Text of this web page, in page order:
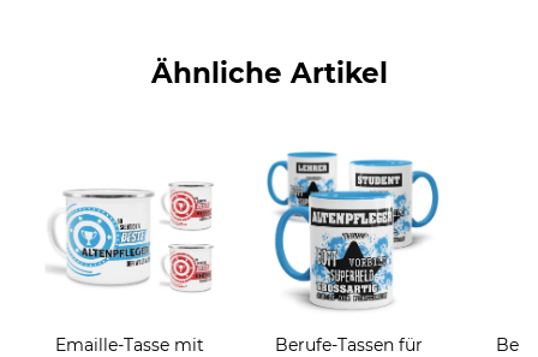
Ähnliche Artikel
Emaille-Tasse mit
Berufe-Tassen für